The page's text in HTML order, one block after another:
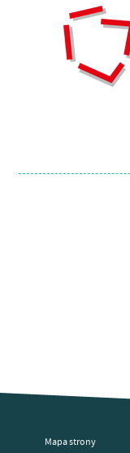
Mapa strony